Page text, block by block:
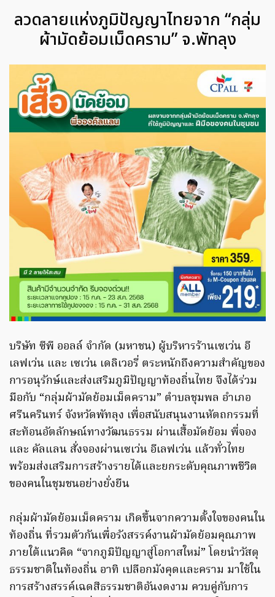
ลวดลายแห่งภูมิปัญญาไทยจาก “กลุ่ม
ผ้ามัดย้อมเม็ดคราม” จ.พัทลุง
บริษัท ซีพี ออลล์ จำกัด (มหาชน) ผู้บริหารร้านเซเว่น อี
เลฟเว่น และ เซเว่น เดลิเวอรี่ ตระหนักถึงความสำคัญของ
การอนุรักษ์และส่งเสริมภูมิปัญญาท้องถิ่นไทย จึงได้ร่วม
มือกับ “กลุ่มผ้ามัดย้อมเม็ดคราม” ตำบลชุมพล อำเภอ
ศรีนครินทร์ จังหวัดพัทลุง เพื่อสนับสนุนงานหัตถกรรมที่
สะท้อนอัตลักษณ์ทางวัฒนธรรม ผ่านเสื้อมัดย้อม พี่จอง
และ คัลแลน สั่งจองผ่านเซเว่น อีเลฟเว่น แล้วทั่วไทย
พร้อมส่งเสริมการสร้างรายได้และยกระดับคุณภาพชีวิต
ของคนในชุมชนอย่างยั่งยืน
กลุ่มผ้ามัดย้อมเม็ดคราม เกิดขึ้นจากความตั้งใจของคนใน
ท้องถิ่น ที่รวมตัวกันเพื่อรังสรรค์งานผ้ามัดย้อมคุณภาพ
ภายใต้แนวคิด “จากภูมิปัญญาสู่โอกาสใหม่” โดยนำวัสดุ
ธรรมชาติในท้องถิ่น อาทิ เปลือกมังคุดและคราม มาใช้ใน
การสร้างสรรค์เฉดสีธรรมชาติอันงดงาม ควบคู่กับการ